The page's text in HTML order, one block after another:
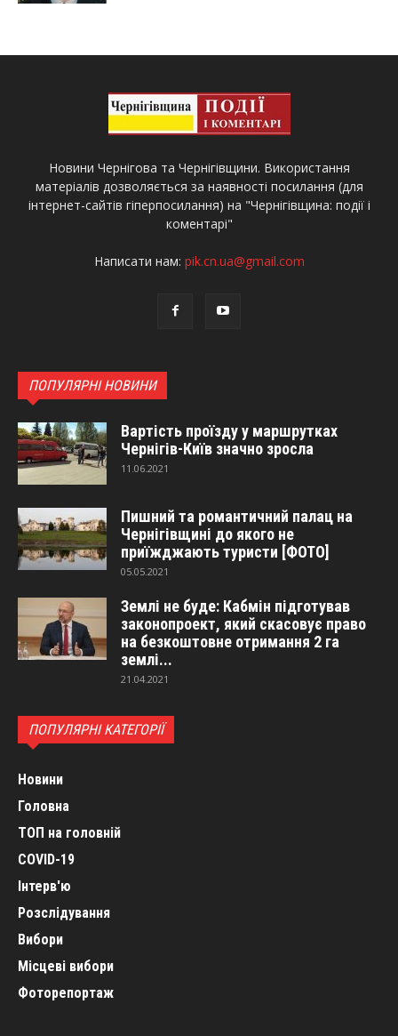
Новини Чернігова та Чернігівщини. Використання
матеріалів дозволяється за наявності посилання (для
інтернет-сайтів гіперпосилання) на "Чернігівщина: події і
коментарі"
Написати нам: pik.cn.ua@gmail.com
ПОПУЛЯРНІ НОВИНИ
Вартість проїзду у маршрутках
Чернігів-Київ значно зросла
11.06.2021
Пишний та романтичний палац на
Чернігівщині до якого не
приїжджають туристи [ФОТО]
05.05.2021
Землі не буде: Кабмін підготував
законопроект, який скасовує право
на безкоштовне отримання 2 га
землі...
21.04.2021
ПОПУЛЯРНІ КАТЕГОРІЇ
Новини
Головна
ТОП на головній
COVID-19
Інтерв'ю
Розслідування
Вибори
Місцеві вибори
Фоторепортаж